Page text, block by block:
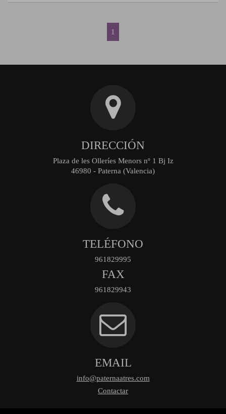
1
DIRECCIÓN
Plaza de les Olleríes Menors nº 1 Bj Iz
46980 - Paterna (Valencia)
TELÉFONO
961829995
FAX
961829943
EMAIL
info@paternaatres.com
Contactar